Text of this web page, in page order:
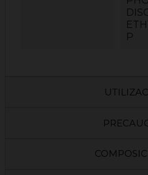
P